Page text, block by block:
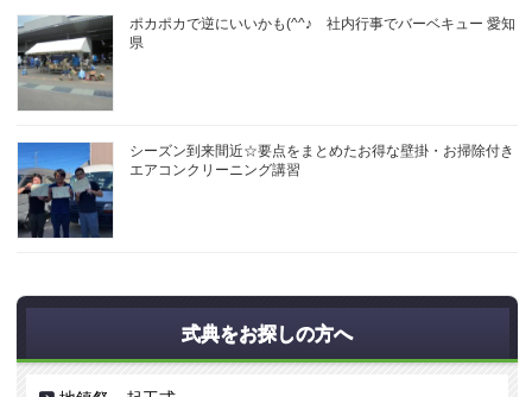
ポカポカで逆にいいかも(^^♪ 社内行事でバーベキュー 愛知
県
シーズン到来間近☆要点をまとめたお得な壁掛・お掃除付き
エアコンクリーニング講習
式典をお探しの方へ